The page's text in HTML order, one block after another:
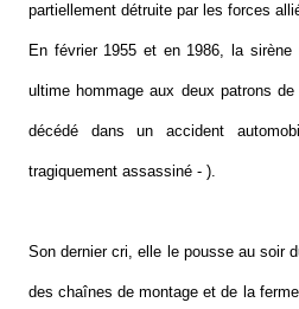
partiellement détruite par les forces
En février 1955 et en 1986, la
ultime hommage aux deux patrons
décédé dans un accident
tragiquement assassiné - ).
Son dernier cri, elle le pousse au soir
des chaînes de montage et de la